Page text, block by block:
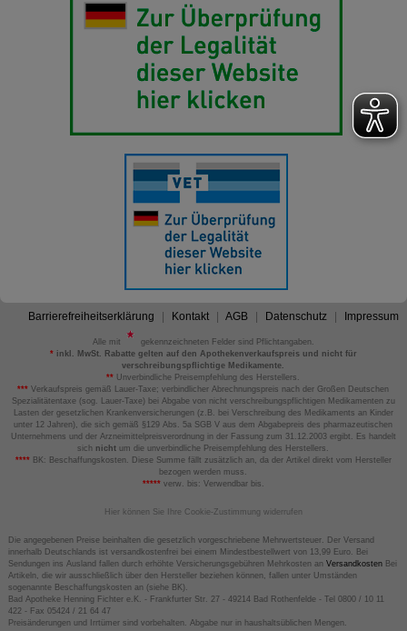
Barrierefreiheitserklärung Kontakt AGB Datenschutz Impressum
Alle mit
gekennzeichneten Felder sind Pflichtangaben.
*inkl. MwSt. Rabatte gelten auf den Apothekenverkaufspreis und nicht für
verschreibungspflichtige Medikamente.
** Unverbindliche Preisempfehlung des Herstellers.
*** Verkaufspreis gemäß Lauer-Taxe; verbindlicher Abrechnungspreis nach der Großen Deutschen
Spezialitätentaxe (sog. Lauer-Taxe) bei Abgabe von nicht verschreibungspflichtigen Medikamenten zu
Lasten der gesetzlichen Krankenversicherungen (z.B. bei Verschreibung des Medikaments an Kinder
unter 12 Jahren), die sich gemäß §129 Abs. 5a SGB V aus dem Abgabepreis des pharmazeutischen
Unternehmens und der Arzneimittelpreisverordnung in der Fassung zum 31.12.2003 ergibt. Es handelt
sich nicht um die unverbindliche Preisempfehlung des Herstellers.
****BK: Beschaffungskosten. Diese Summe fällt zusätzlich an, da der Artikel direkt vom Hersteller
bezogen werden muss.
*****verw. bis: Verwendbar bis.
Hier können Sie Ihre Cookie-Zustimmung widerrufen
Die angegebenen Preise beinhalten die gesetzlich vorgeschriebene Mehrwertsteuer. Der Versand
innerhalb Deutschlands ist versandkostenfrei bei einem Mindestbestellwert von 13,99 Euro. Bei
Sendungen ins Ausland fallen durch erhöhte Versicherungsgebühren Mehrkosten an VersandkostenBei
Artikeln, die wir ausschließlich über den Hersteller beziehen können, fallen unter Umständen
sogenannte Beschaffungskosten an (siehe BK).
Bad Apotheke Henning Fichter e.K. - Frankfurter Str. 27 - 49214 Bad Rothenfelde - Tel 0800 / 10 11
422 - Fax 05424 / 21 64 47
Preisänderungen und Irrtümer sind vorbehalten. Abgabe nur in haushaltsüblichen Mengen.